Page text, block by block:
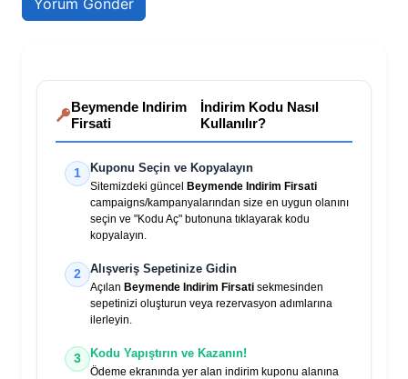
Beymende Indirim
Firsati
İndirim Kodu Nasıl
Kullanılır?
1 Kuponu Seçin ve Kopyalayın
Sitemizdeki güncel Beymende Indirim Firsati
campaigns/kampanyalarından size en uygun olanını
seçin ve "Kodu Aç" butonuna tıklayarak kodu
kopyalayın.
2 Alışveriş Sepetinize Gidin
Açılan Beymende Indirim Firsati sekmesinden
sepetinizi oluşturun veya rezervasyon adımlarına
ilerleyin.
3 Kodu Yapıştırın ve Kazanın!
Ödeme ekranında yer alan indirim kuponu alanına